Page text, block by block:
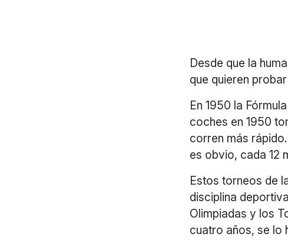
Desde que la
que quieren
En 1950 la
coches en 1950
corren más
es obvio, cada 12
Estos torneos de
disciplina
Olimpiadas y los
cuatro años, se lo